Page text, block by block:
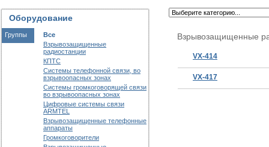
Оборудование
Группы
Все
Взрывозащищенные
радиостанции
КПТС
Системы телефонной связи, во
взрывоопасных зонах
Системы громкоговорящей связи
во взрывоопасных зонах
Цифровые системы связи
ARMTEL
Взрывозащищенные телефонные
аппараты
Громкоговорители
Взрывозащищенные
VX-414
VX-417